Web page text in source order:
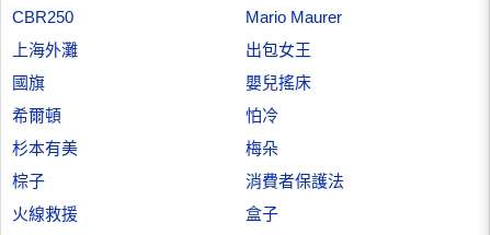
CBR250
Mario Maurer
上海外灘
出包女王
國旗
嬰兒搖床
希爾頓
怕冷
杉本有美
梅朵
棕子
消費者保護法
火線救援
盒子